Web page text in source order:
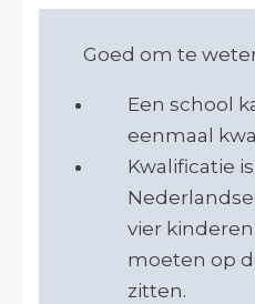
Goed om te
Een school
eenmaal
Kwalificatie
vier
moeten op
zitten.